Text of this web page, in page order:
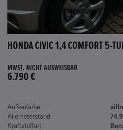
HONDA CIVIC 1,4 COMFORT 5-
MWST. NICHT AUSWEISBAR
6.790 €
Außenfarbe
Kilometerstand
Kraftstoffart